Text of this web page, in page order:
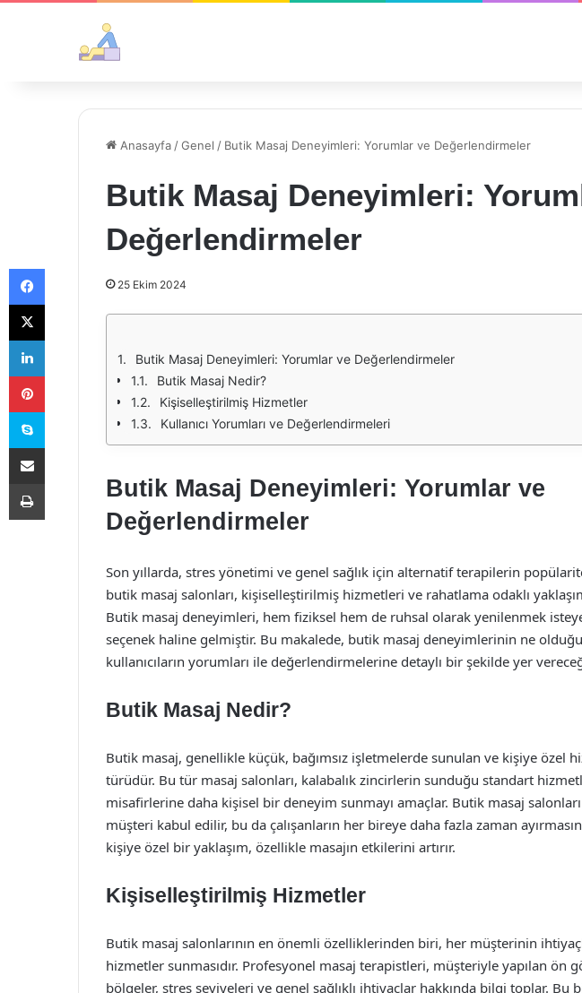
Anasayfa /Genel / Butik Masaj Deneyimleri: Yorumlar ve Değerlendirmeler
Butik Masaj Deneyimleri:
Değerlendirmeler
25 Ekim 2024
Butik Masaj Deneyimleri: Yorumlar ve Değerlendirmeler
Butik Masaj Nedir?
Kişiselleştirilmiş Hizmetler
Kullanıcı Yorumları ve Değerlendirmeleri
Butik Masaj Deneyimleri: Yorumlar ve
Değerlendirmeler
Son yıllarda, stres yönetimi ve genel sağlık için alternatif terapilerin
butik masaj salonları, kişiselleştirilmiş hizmetleri ve rahatlama odaklı
Butik masaj deneyimleri, hem fiziksel hem de ruhsal olarak yenilenmek
seçenek haline gelmiştir. Bu makalede, butik masaj deneyimlerinin ne
kullanıcıların yorumları ile değerlendirmelerine detaylı bir şekilde yer
Butik Masaj Nedir?
Butik masaj, genellikle küçük, bağımsız işletmelerde sunulan ve kişiye özel
türüdür. Bu tür masaj salonları, kalabalık zincirlerin sunduğu standart
misafirlerine daha kişisel bir deneyim sunmayı amaçlar. Butik masaj
müşteri kabul edilir, bu da çalışanların her bireye daha fazla zaman
kişiye özel bir yaklaşım, özellikle masajın etkilerini artırır.
Kişiselleştirilmiş Hizmetler
Butik masaj salonlarının en önemli özelliklerinden biri, her müşterinin
hizmetler sunmasıdır. Profesyonel masaj terapistleri, müşteriyle yapılan ön
bölgeler, stres seviyeleri ve genel sağlıklı ihtiyaçlar hakkında bilgi toplar. Bu
Facebook
X
LinkedIn
Pinterest
Skype
E-Posta ile paylaş